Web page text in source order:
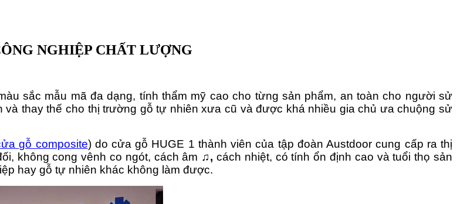
NGHIỆP CHẤT LƯỢNG
sắc mẫu mã đa dạng, tính thẩm mỹ cao cho từng sản phẩm, an toàn cho người sử
thay thế cho thị trường gỗ tự nhiên xưa cũ và được khá nhiều gia chủ ưa chuộng sử
gỗ composite) do cửa gỗ HUGE 1 thành viên của tập đoàn Austdoor cung cấp ra thị
không cong vênh co ngót, cách âm ♫, cách nhiệt, có tính ổn định cao và tuổi thọ sản
hay gỗ tự nhiên khác không làm được.